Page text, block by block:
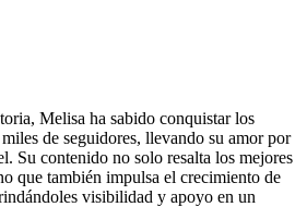
Melisa ha sabido conquistar los
de seguidores, llevando su amor por
Su contenido no solo resalta los mejores
que también impulsa el crecimiento de
visibilidad y apoyo en un